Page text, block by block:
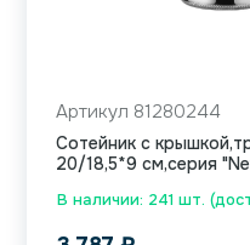
В наличии: 241 шт.
Артикул 81280244
Сотейник с
20/18,5*9 см,серия